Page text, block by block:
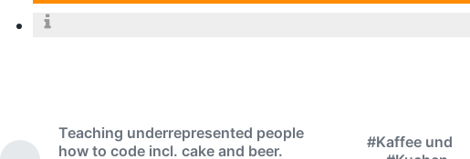
Teaching underrepresented people
how to code incl. cake and beer.
#Kaffee und